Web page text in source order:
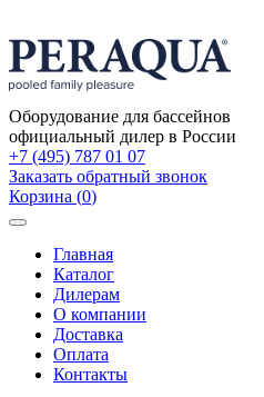
Оборудование для бассейнов
официальный дилер в России
+7 (495) 787 01 07
Заказать обратный звонок
Корзина (0)
Toggle
navigationГлавная
Каталог
Дилерам
О компании
Доставка
Оплата
Контакты